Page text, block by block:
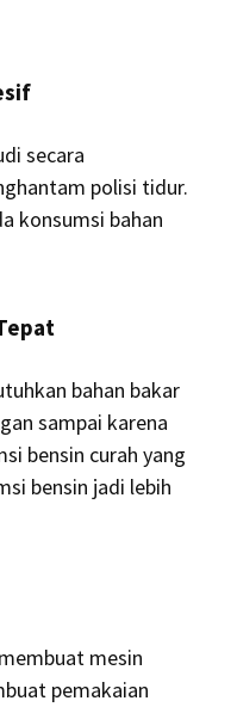
secara
polisi tidur.
konsumsi bahan
bahan bakar
sampai karena
bensin curah yang
bensin jadi lebih
mesin
pemakaian